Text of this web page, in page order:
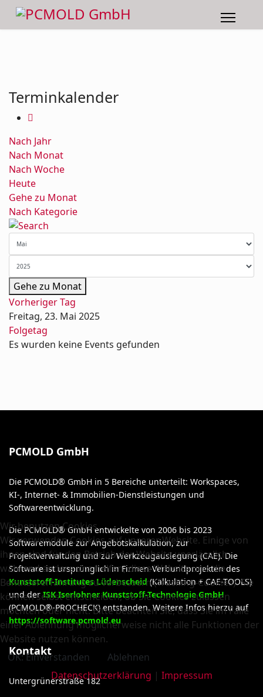
Terminkalender
Nach Jahr
Nach Monat
Nach Woche
Heute
Gehe zu Monat
Nach Kategorie
Gehe zu Monat
Vorheriger Tag
Freitag, 23. Mai 2025
Folgetag
Es wurden keine Events gefunden
PCMOLD GmbH
Die PCMOLD® GmbH in 5 Bereiche unterteilt: Workspaces,
KI-, Internet- & Immobilien-Dienstleistungen und
Softwareentwicklung.
Die PCMOLD® GmbH entwickelte von 2006 bis 2023
Softwaremodule zur Angebotskalkulation, zur
Projektverwaltung und zur Werkzeugauslegung (CAE). Die
Software ist ursprünglich in Firmen-Verbundprojekten des
Kunststoff-Institutes Lüdenscheid(Kalkulation + CAE-TOOLS)
und derISK Iserlohner Kunststoff-Technologie GmbH
(PCMOLD®-PROCHECK) entstanden. Weitere Infos hierzu auf
https://software.pcmold.eu
Kontakt
Untergrünerstraße 182
Wir benutzen Cookies
Wir verwenden Cookies auf unserer Website. Einige von
ihnen sind für den Betrieb der Website unerlässlich,
während andere uns helfen, diese Website und die
Benutzererfahrung zu verbessern (Tracking-Cookies). Sie
können selbst entscheiden, ob Sie Cookies zulassen
möchten oder nicht. Bitte beachten Sie, dass Sie im Falle
einer Ablehnung möglicherweise nicht alle Funktionen der
Website nutzen können.
OK: Einverstanden
Ablehnen
Datenschutzerklärung | Impressum